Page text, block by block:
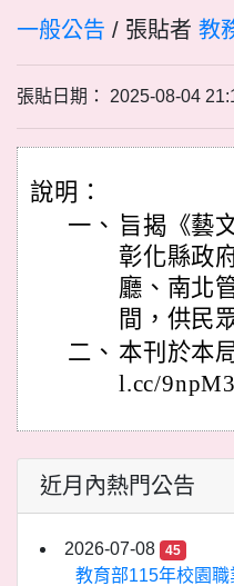
一般公告 / 張貼者 教
張貼日期： 2025-08-04
說明：
一、 旨揭《藝
彰化縣政
廳、南北
間，供民
二、 本刊於本
l.cc/
近月內熱門公告
2026-07-08 45
教育部115年校園